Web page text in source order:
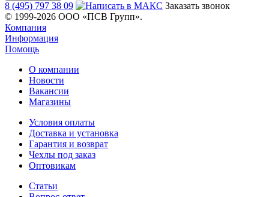
8 (495) 797 38 09
Заказать звонок
© 1999-2026 ООО «ПСВ Групп».
Компания
Информация
Помощь
О компании
Новости
Вакансии
Магазины
Условия оплаты
Доставка и установка
Гарантия и возврат
Чехлы под заказ
Оптовикам
Статьи